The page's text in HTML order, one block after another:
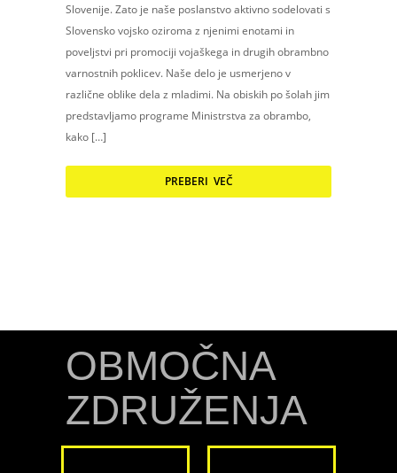
Slovenije. Zato je naše poslanstvo aktivno sodelovati s
Slovensko vojsko oziroma z njenimi enotami in
poveljstvi pri promociji vojaškega in drugih obrambno
varnostnih poklicev. Naše delo je usmerjeno v
različne oblike dela z mladimi. Na obiskih po šolah jim
predstavljamo programe Ministrstva za obrambo,
kako […]
PREBERI VEČ
OBMOČNA
ZDRUŽENJA